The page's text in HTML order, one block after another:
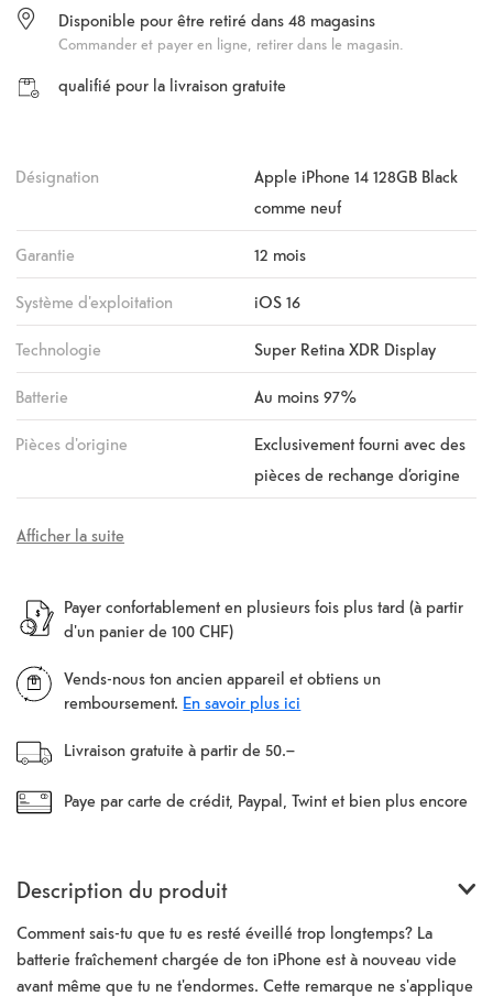
Disponible pour être retiré dans 48 magasins
Commander et payer en ligne, retirer dans le magasin.
qualifié pour la livraison gratuite
Désignation
Apple iPhone 14 128GB Black
comme neuf
Garantie 12 mois
Système d'exploitation iOS 16
Technologie Super Retina XDR Display
Batterie Au moins 97%
Pièces d'origine
Exclusivement fourni avec des
pièces de rechange d’origine
Afficher la suite
Payer confortablement en plusieurs fois plus tard (à partir
d'un panier de 100 CHF)
Vends-nous ton ancien appareil et obtiens un
remboursement. En savoir plus ici
Livraison gratuite à partir de 50.–
Paye par carte de crédit, Paypal, Twint et bien plus encore
Description du produit
Comment sais-tu que tu es resté éveillé trop longtemps? La
batterie fraîchement chargée de ton iPhone est à nouveau vide
avant même que tu ne t'endormes. Cette remarque ne s'applique